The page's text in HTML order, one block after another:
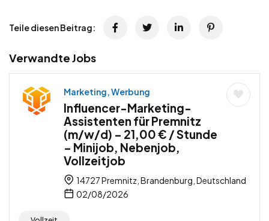
Teile diesen Beitrag:
Verwandte Jobs
Marketing, Werbung
Influencer-Marketing-
Assistenten für Premnitz
(m/w/d) – 21,00 € / Stunde
– Minijob, Nebenjob,
Vollzeitjob
14727 Premnitz, Brandenburg, Deutschland
02/08/2026